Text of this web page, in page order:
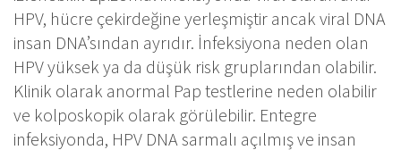
HPV, hücre çekirdeğine yerleşmiştir ancak viral DNA
insan DNA’sından ayrıdır. İnfeksiyona neden olan
HPV yüksek ya da düşük risk gruplarından olabilir.
Klinik olarak anormal Pap testlerine neden olabilir
ve kolposkopik olarak görülebilir. Entegre
infeksiyonda, HPV DNA sarmalı açılmış ve insan